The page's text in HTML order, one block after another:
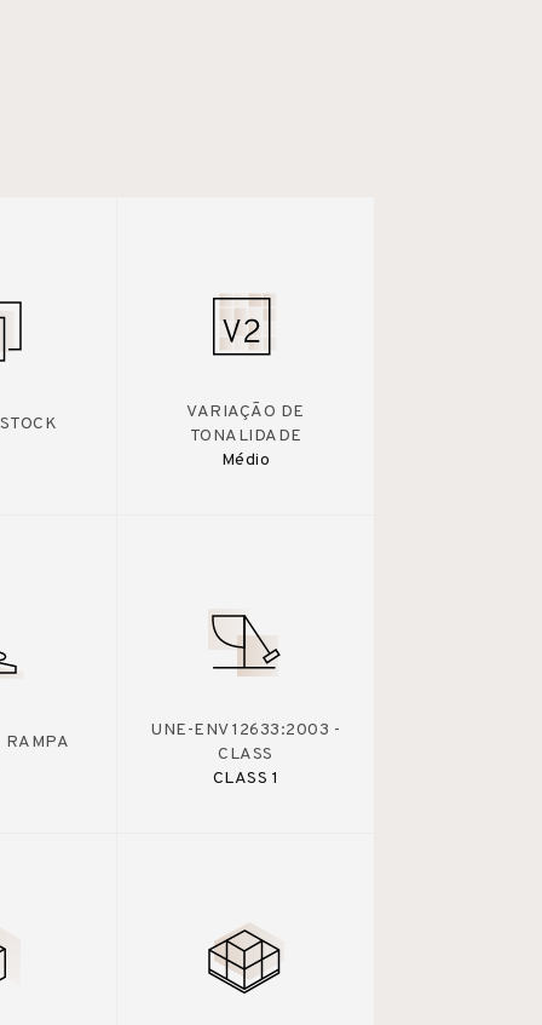
VARIAÇÃO DE
TONALIDADE
Médio
RAMPA
UNE-ENV 12633:2003 -
CLASS
CLASS 1